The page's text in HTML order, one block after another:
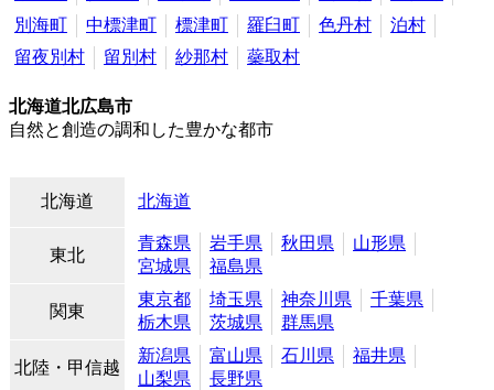
別海町
中標津町 標津町 羅臼町 色丹村
泊村
留夜別村
留別村 紗那村 蘂取村
北海道北広島市
自然と創造の調和した豊かな都市
北海道 北海道
東北
青森県 岩手県 秋田県
山形県
宮城県
福島県
関東
東京都 埼玉県 神奈川県
千葉県
栃木県
茨城県 群馬県
北陸・甲信越
新潟県 富山県 石川県
福井県
山梨県
長野県